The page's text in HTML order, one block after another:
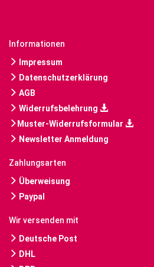
Informationen
Impressum
Datenschutzerklärung
AGB
Widerrufsbelehrung
Muster-Widerrufsformular
Newsletter Anmeldung
Zahlungsarten
Überweisung
Paypal
Wir versenden mit
Deutsche Post
DHL